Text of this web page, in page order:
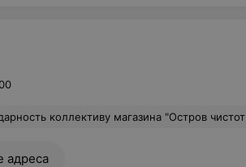
подгузники Хагиз только в данном магазине.Мамочки поймут!!! На кассе предложили приобрести дисконтную карту, хотя у меня была уже карта 7%, но как-то забыла ее при расчете на кассе(в магазине по улице Никифорова). В общем решила купить.Заполнила анкету. И ушла довольная со своими покупками. Через минут 10-15 звонок...Так-то, так-то вы у нас приобретали дисконтную карту,но забыли ее забрать.Кажется мелочь,но очень приятно.Человеческий фактор играет свою роль.Очень приветливые и внимательные работники.Огромнейшее спасибо. По больше бы таких вам сотрудников.
адреса